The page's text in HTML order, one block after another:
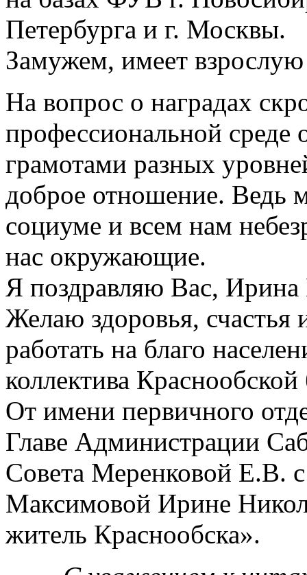
Петербурга и г. Москвы.
Замужем, имеет
На вопрос о наградах
профессиональной
грамотами разных
доброе отношение. Ведь
социуме и всем нам
нас окружающие.
Я поздравляю Вас,
Желаю здоровья, счастья
работать на благо
коллектива
От имени первичного
Главе Администрации
Совета Меренковой Е.В.
Максимовой Ирине
житель Краснообска».